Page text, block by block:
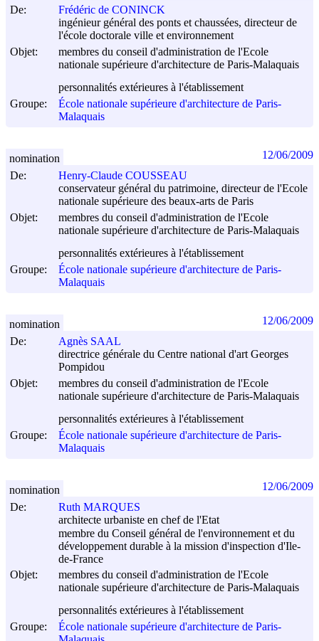
De:
Frédéric de CONINCK
ingénieur général des ponts et chaussées, directeur de
l'école doctorale ville et environnement
Objet:
membres du conseil d'administration de l'Ecole
nationale supérieure d'architecture de Paris-Malaquais
personnalités extérieures à l'établissement
Groupe:
École nationale supérieure d'architecture de Paris-
Malaquais
De:
Henry-Claude COUSSEAU
conservateur général du patrimoine, directeur de l'Ecole
nationale supérieure des beaux-arts de Paris
Objet:
membres du conseil d'administration de l'Ecole
nationale supérieure d'architecture de Paris-Malaquais
personnalités extérieures à l'établissement
Groupe:
École nationale supérieure d'architecture de Paris-
Malaquais
nomination 12/06/2009
De:
Agnès SAAL
directrice générale du Centre national d'art Georges
Pompidou
Objet:
membres du conseil d'administration de l'Ecole
nationale supérieure d'architecture de Paris-Malaquais
personnalités extérieures à l'établissement
Groupe:
École nationale supérieure d'architecture de Paris-
Malaquais
nomination 12/06/2009
De:
Ruth MARQUES
architecte urbaniste en chef de l'Etat
membre du Conseil général de l'environnement et du
développement durable à la mission d'inspection d'Ile-
de-France
Objet:
membres du conseil d'administration de l'Ecole
nationale supérieure d'architecture de Paris-Malaquais
personnalités extérieures à l'établissement
Groupe:
École nationale supérieure d'architecture de Paris-
nomination 12/06/2009